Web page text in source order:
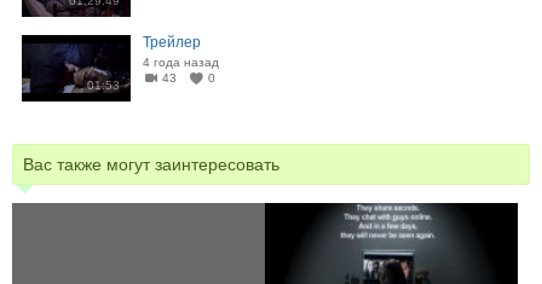
01:53
Трейлер
4 года назад
43
0
Вас также могут заинтересовать